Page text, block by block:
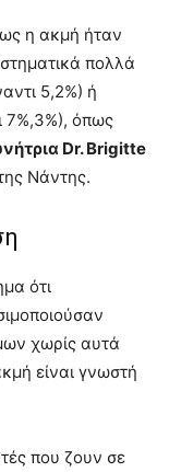
η ακμή ήταν
πολλά
5,2%) ή
7%,3%), όπως
Dr. Brigitte
Νάντης.
ότι
χωρίς αυτά
είναι γνωστή
που ζουν σε